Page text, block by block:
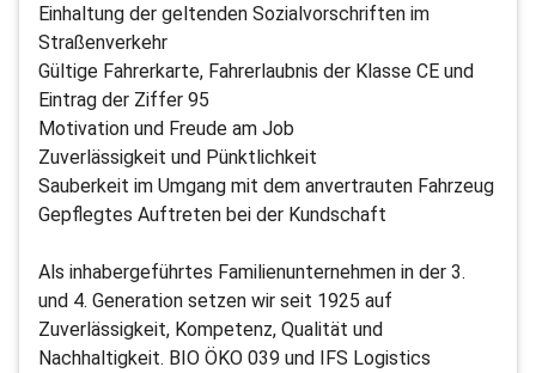
Einhaltung der geltenden Sozialvorschriften im
Straßenverkehr
Gültige Fahrerkarte, Fahrerlaubnis der Klasse CE und
Eintrag der Ziffer 95
Motivation und Freude am Job
Zuverlässigkeit und Pünktlichkeit
Sauberkeit im Umgang mit dem anvertrauten Fahrzeug
Gepflegtes Auftreten bei der Kundschaft
Als inhabergeführtes Familienunternehmen in der 3.
und 4. Generation setzen wir seit 1925 auf
Zuverlässigkeit, Kompetenz, Qualität und
Nachhaltigkeit. BIO ÖKO 039 und IFS Logistics